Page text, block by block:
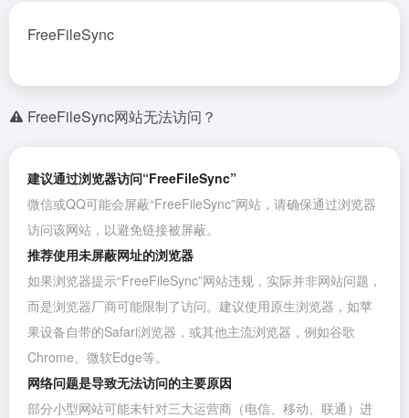
FreeFileSync
FreeFileSync网站无法访问？
建议通过浏览器访问“FreeFileSync”
微信或QQ可能会屏蔽“FreeFileSync”网站，请确保通过浏览器
访问该网站，以避免链接被屏蔽。
推荐使用未屏蔽网址的浏览器
如果浏览器提示“FreeFileSync”网站违规，实际并非网站问题，
而是浏览器厂商可能限制了访问。建议使用原生浏览器，如苹
果设备自带的Safari浏览器，或其他主流浏览器，例如谷歌
Chrome、 微软Edge等。
网络问题是导致无法访问的主要原因
部分小型网站可能未针对三大运营商（电信、移动、联通）进